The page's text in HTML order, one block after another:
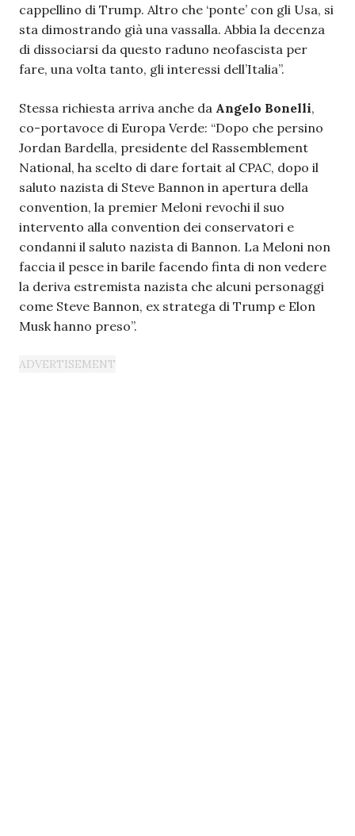
cappellino di Trump. Altro che ‘ponte’ con gli Usa, si
sta dimostrando già una vassalla. Abbia la decenza
di dissociarsi da questo raduno neofascista per
fare, una volta tanto, gli interessi dell’Italia”.
Stessa richiesta arriva anche da Angelo Bonelli,
co-portavoce di Europa Verde: “Dopo che persino
Jordan Bardella, presidente del Rassemblement
National, ha scelto di dare fortait al CPAC, dopo il
saluto nazista di Steve Bannon in apertura della
convention, la premier Meloni revochi il suo
intervento alla convention dei conservatori e
condanni il saluto nazista di Bannon. La Meloni non
faccia il pesce in barile facendo finta di non vedere
la deriva estremista nazista che alcuni personaggi
come Steve Bannon, ex stratega di Trump e Elon
Musk hanno preso”.